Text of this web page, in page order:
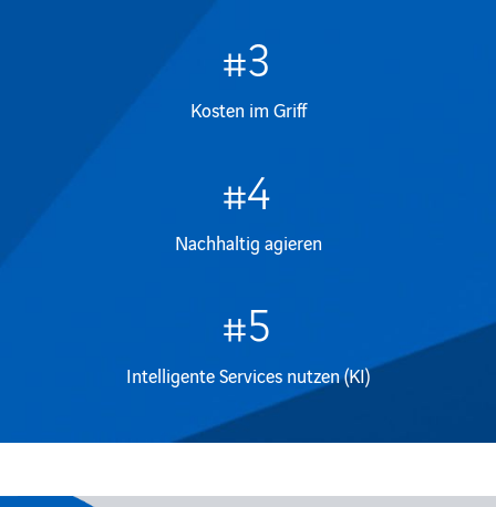
Kosten im Griff
Nachhaltig agieren
Intelligente Services nutzen (KI)